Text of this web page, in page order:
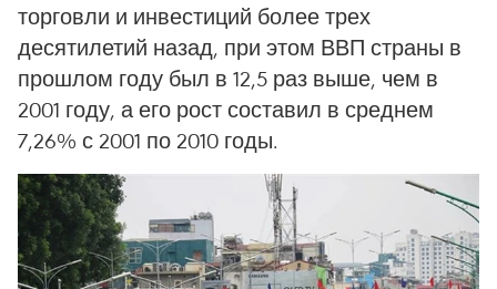
торговли и инвестиций более трех
десятилетий назад, при этом ВВП страны в
прошлом году был в 12,5 раз выше, чем в
2001 году, а его рост составил в среднем
7,26% с 2001 по 2010 годы.